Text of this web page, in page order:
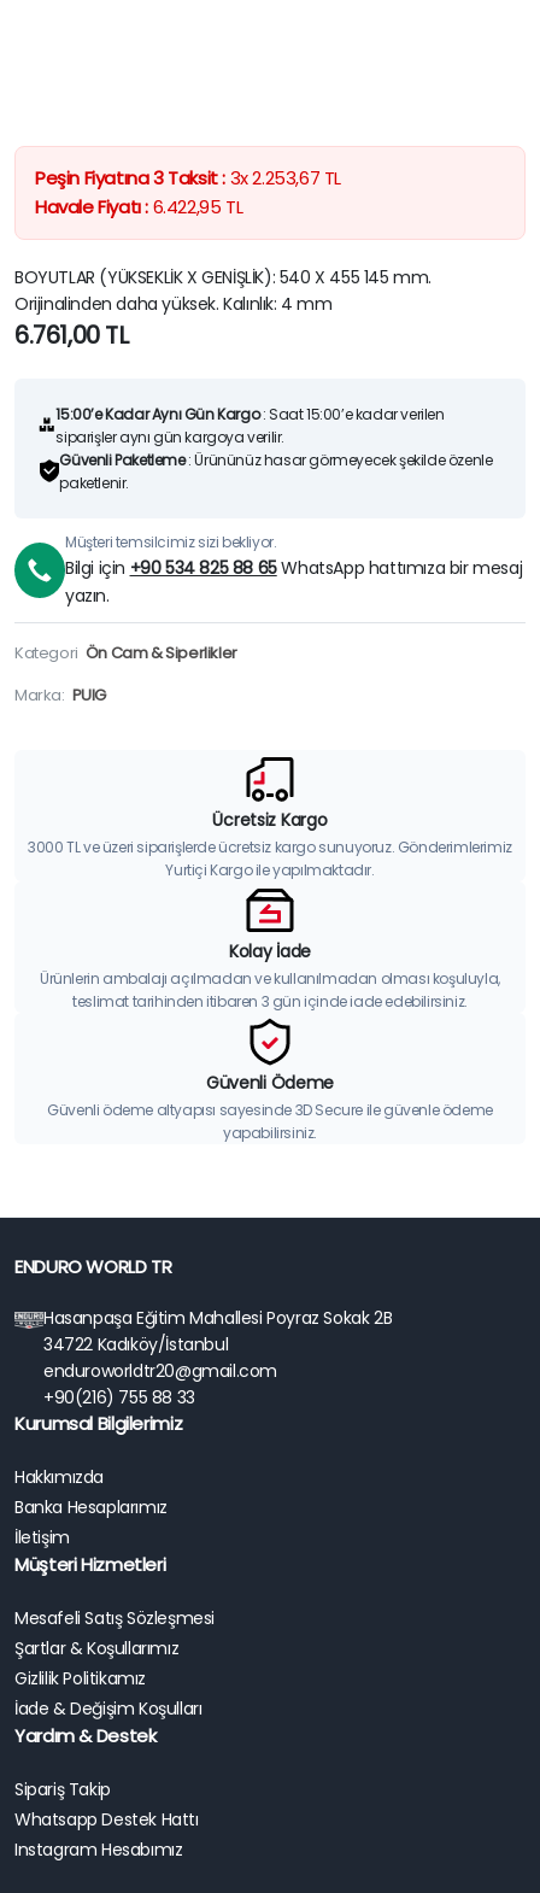
Peşin Fiyatına 3 Taksit :3x2.253,67 TL
Havale Fiyatı :6.422,95 TL
BOYUTLAR (YÜKSEKLİK X GENİŞLİK): 540 X 455 145 mm.
Orijinalinden daha yüksek. Kalınlık: 4 mm
6.761,00TL
15:00’e Kadar Aynı Gün Kargo: Saat 15:00’e kadar verilen
siparişler aynı gün kargoya verilir.
Güvenli Paketleme: Ürününüz hasar görmeyecek şekilde özenle
paketlenir.
Müşteri temsilcimiz sizi bekliyor.
Bilgi için +90 534 825 88 65WhatsApp hattımıza bir mesaj
yazın.
Kategori Ön Cam & Siperlikler
Marka: PUIG
Ücretsiz Kargo
3000 TL ve üzeri siparişlerde ücretsiz kargo sunuyoruz. Gönderimlerimiz
Yurtiçi Kargo ile yapılmaktadır.
Kolay İade
Ürünlerin ambalajı açılmadan ve kullanılmadan olması koşuluyla,
teslimat tarihinden itibaren 3 gün içinde iade edebilirsiniz.
Güvenli Ödeme
Güvenli ödeme altyapısı sayesinde 3D Secure ile güvenle ödeme
yapabilirsiniz.
ENDURO WORLD TR
Hasanpaşa Eğitim Mahallesi Poyraz Sokak 2B
34722 Kadıköy/İstanbul
enduroworldtr20@gmail.com
+90(216) 755 88 33
Kurumsal Bilgilerimiz
Hakkımızda
Banka Hesaplarımız
İletişim
Müşteri Hizmetleri
Mesafeli Satış Sözleşmesi
Şartlar & Koşullarımız
Gizlilik Politikamız
İade & Değişim Koşulları
Yardım & Destek
Sipariş Takip
Whatsapp Destek Hattı
Instagram Hesabımız